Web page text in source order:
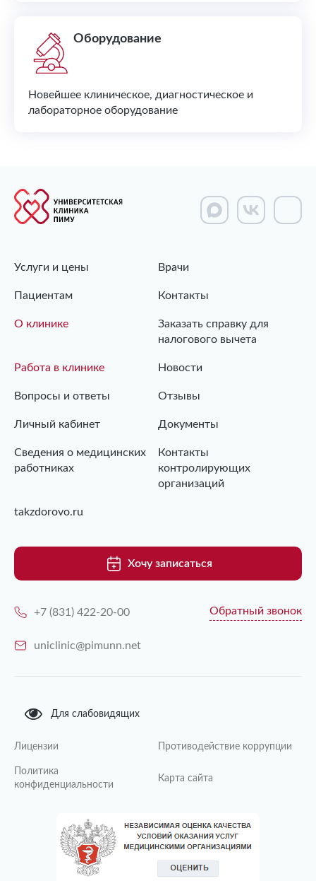
Оборудование
Новейшее клиническое, диагностическое и
лабораторное оборудование
Услуги и цены Врачи
Пациентам Контакты
О клинике
Заказать справку для
налогового вычета
Работа в клинике Новости
Вопросы и ответы Отзывы
Личный кабинет Документы
Сведения о медицинских
работниках
Контакты
контролирующих
организаций
takzdorovo.ru
Хочу записаться
+7 (831) 422-20-00 Обратный звонок
uniclinic@pimunn.net
Для слабовидящих
Лицензии Противодействие коррупции
Политика
конфиденциальности
Карта сайта